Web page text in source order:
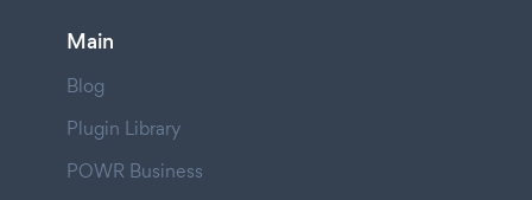
Main
Blog
Plugin Library
POWR Business